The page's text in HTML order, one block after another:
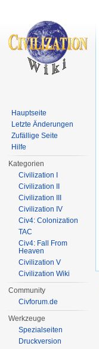
Hauptseite
Letzte Änderungen
Zufällige Seite
Hilfe
Kategorien
Civilization I
Civilization II
Civilization III
Civilization IV
Civ4: Colonization
TAC
Civ4: Fall From
Heaven
Civilization V
Civilization Wiki
Community
Civforum.de
Werkzeuge
Spezialseiten
Druckversion